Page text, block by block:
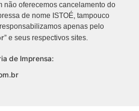
não oferecemos cancelamento do
de nome ISTOÉ, tampouco
apenas pelo
” e seus respectivos sites.
de Imprensa: